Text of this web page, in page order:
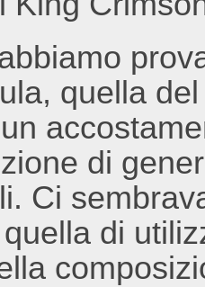
quella
di
Ci
di